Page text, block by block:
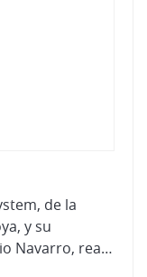
de la
y su
Responsable de Marketing, Ignacio Navarro, realizó una jornada técnica para la presentación de varias incorporaciones a sus catálogos de equipos y productos.